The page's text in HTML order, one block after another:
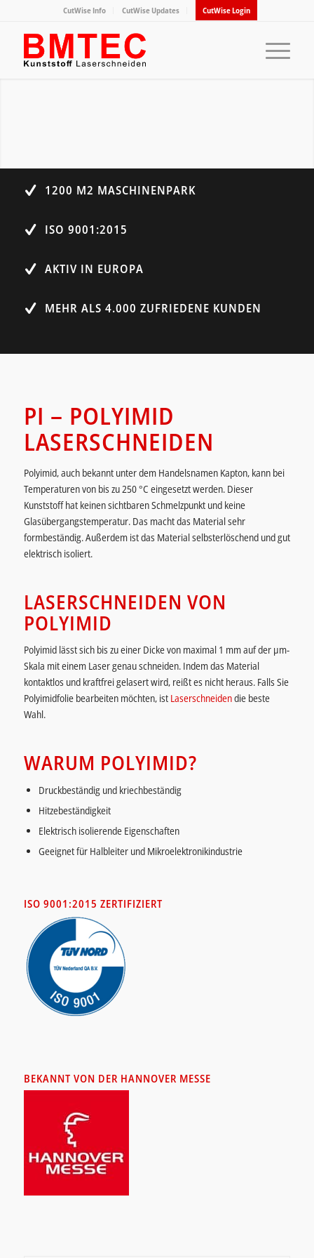
CutWise Info CutWise Updates CutWise Login
1200 M2 MASCHINENPARK
ISO 9001:2015
AKTIV IN EUROPA
MEHR ALS 4.000 ZUFRIEDENE KUNDEN
PI – POLYIMID
LASERSCHNEIDEN
Polyimid, auch bekannt unter dem Handelsnamen Kapton, kann bei
Temperaturen von bis zu 250 °C eingesetzt werden. Dieser
Kunststoff hat keinen sichtbaren Schmelzpunkt und keine
Glasübergangstemperatur. Das macht das Material sehr
formbeständig. Außerdem ist das Material selbsterlöschend und gut
elektrisch isoliert.
LASERSCHNEIDEN VON
POLYIMID
Polyimid lässt sich bis zu einer Dicke von maximal 1 mm auf der µm-
Skala mit einem Laser genau schneiden. Indem das Material
kontaktlos und kraftfrei gelasert wird, reißt es nicht heraus. Falls Sie
Polyimidfolie bearbeiten möchten, ist Laserschneidendie beste
Wahl.
WARUM POLYIMID?
Druckbeständig und kriechbeständig
Hitzebeständigkeit
Elektrisch isolierende Eigenschaften
Geeignet für Halbleiter und Mikroelektronikindustrie
ISO 9001:2015 ZERTIFIZIERT
BEKANNT VON DER HANNOVER MESSE